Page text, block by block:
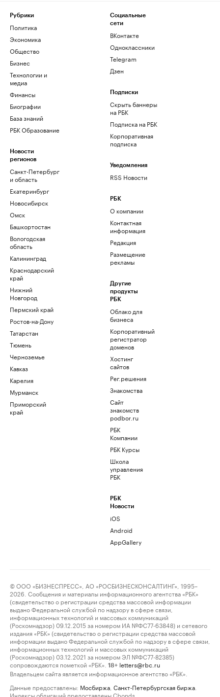
Рубрики
Политика
Экономика
Общество
Бизнес
Технологии и
медиа
Финансы
Биографии
База знаний
РБК Образование
Новости
регионов
Санкт-Петербург
и область
Екатеринбург
Новосибирск
Омск
Башкортостан
Вологодская
область
Калининград
Краснодарский
край
Нижний
Новгород
Пермский край
Ростов-на-Дону
Татарстан
Тюмень
Черноземье
Кавказ
Карелия
Мурманск
Приморский
край
Социальные
сети
ВКонтакте
Одноклассники
Telegram
Дзен
Подписки
Скрыть баннеры
на РБК
Подписка на РБК
Корпоративная
подписка
Уведомления
RSS Новости
РБК
О компании
Контактная
информация
Редакция
Размещение
рекламы
Другие
продукты
РБК
Облако для
бизнеса
Корпоративный
регистратор
доменов
Хостинг
сайтов
Рег.решения
Знакомства
Сайт
знакомств
podbor.ru
РБК
Компании
РБК Курсы
Школа
управления
РБК
РБК
Новости
iOS
Android
AppGallery
© ООО «БИЗНЕСПРЕСС», АО «РОСБИЗНЕСКОНСАЛТИНГ», 1995–
2026. Сообщения и материалы информационного агентства «РБК»
(свидетельство о регистрации средства массовой информации
выдано Федеральной службой по надзору в сфере связи,
информационных технологий и массовых коммуникаций
(Роскомнадзор) 09.12.2015 за номером ИА №ФС77-63848) и сетевого
издания «РБК» (свидетельство о регистрации средства массовой
информации выдано Федеральной службой по надзору в сфере связи,
информационных технологий и массовых коммуникаций
(Роскомнадзор) 03.12.2021 за номером ЭЛ №ФС77-82385)
сопровождаются пометкой «РБК».
18+ letters@rbc.ru
Владельцем сайта является информационное агентство «РБК».
Данные предоставлены: Мосбиржа Санкт-Петербургская биржа
Индексы облигаций предоставлены Cbonds.